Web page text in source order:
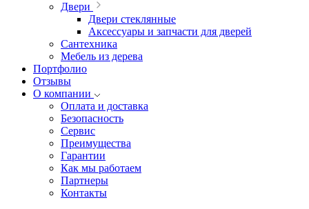
Двери
Двери стеклянные
Аксессуары и запчасти для дверей
Сантехника
Мебель из дерева
Портфолио
Отзывы
О компании
Оплата и доставка
Безопасность
Сервис
Преимущества
Гарантии
Как мы работаем
Партнеры
Контакты